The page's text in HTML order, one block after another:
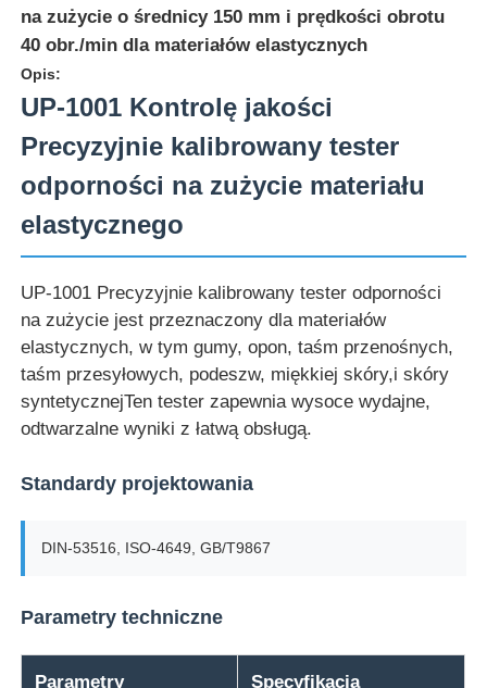
Dom
O nas
Wycieczka po fabryce
Kontrola jakości
Skontaktuj się z nami
Sprzęt do badań laboratoryjnych
Komora do badań środowiskowych
Uniwersalna maszyna testująca
na zużycie o średnicy 150 mm i prędkości obrotu
40 obr./min dla materiałów elastycznych
Opis:
UP-1001 Kontrolę jakości
Precyzyjnie kalibrowany tester
odporności na zużycie materiału
elastycznego
UP-1001 Precyzyjnie kalibrowany tester odporności
na zużycie jest przeznaczony dla materiałów
elastycznych, w tym gumy, opon, taśm przenośnych,
taśm przesyłowych, podeszw, miękkiej skóry,i skóry
syntetycznejTen tester zapewnia wysoce wydajne,
odtwarzalne wyniki z łatwą obsługą.
Standardy projektowania
DIN-53516, ISO-4649, GB/T9867
Parametry techniczne
Parametry Specyfikacja